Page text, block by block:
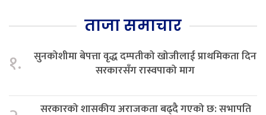
ताजा समाचार
१.
सुनकोशीमा बेपत्ता वृद्ध दम्पतीको खोजीलाई प्राथमिकता दिन
सरकारसँग रास्वपाको माग
सरकारको शासकीय अराजकता बढ्दै गएको छ: सभापति